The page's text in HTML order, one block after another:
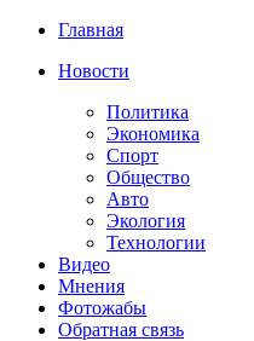
Главная
Новости
Политика
Экономика
Спорт
Общество
Авто
Экология
Технологии
Видео
Мнения
Фотожабы
Обратная связь